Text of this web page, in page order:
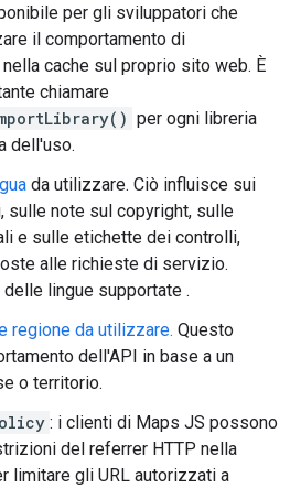
per gli sviluppatori che
il comportamento di
cache sul proprio sito web. È
chiamare
per ogni libreria
dell'uso.
da utilizzare. Ciò influisce sui
sulle note sul copyright, sulle
e sulle etichette dei controlli,
alle richieste di servizio.
lingue supportate .
regione da utilizzare. Questo
dell'API in base a un
o territorio.
: i clienti di Maps JS possono
del referrer HTTP nella
limitare gli URL autorizzati a